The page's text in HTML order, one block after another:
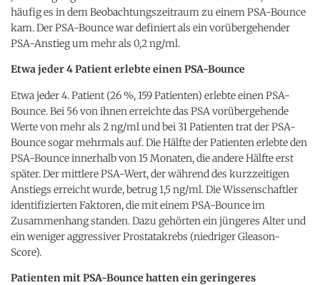
häufig es in dem Beobachtungszeitraum zu einem PSA-Bounce
kam. Der PSA-Bounce war definiert als ein vorübergehender
PSA-Anstieg um mehr als 0,2 ng/ml.
Etwa jeder 4 Patient erlebte einen PSA-Bounce
Etwa jeder 4. Patient (26 %, 159 Patienten) erlebte einen PSA-
Bounce. Bei 56 von ihnen erreichte das PSA vorübergehende
Werte von mehr als 2 ng/ml und bei 31 Patienten trat der PSA-
Bounce sogar mehrmals auf. Die Hälfte der Patienten erlebte den
PSA-Bounce innerhalb von 15 Monaten, die andere Hälfte erst
später. Der mittlere PSA-Wert, der während des kurzzeitigen
Anstiegs erreicht wurde, betrug 1,5 ng/ml. Die Wissenschaftler
identifizierten Faktoren, die mit einem PSA-Bounce im
Zusammenhang standen. Dazu gehörten ein jüngeres Alter und
ein weniger aggressiver Prostatakrebs (niedriger Gleason-
Score).
Patienten mit PSA-Bounce hatten ein geringeres